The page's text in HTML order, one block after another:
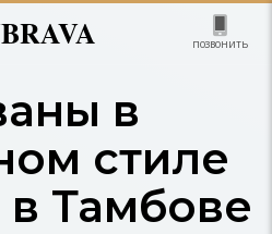
позвонить
в
стиле
в Тамбове